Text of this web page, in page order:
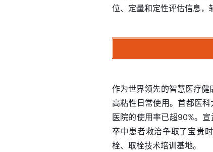
位、定量和定性评估信息，
作为世界领先的智慧医疗
高粘性日常使用。首都医
医院的使用率已超90%。
卒中患者救治争取了宝贵
栓、取栓技术培训基地。